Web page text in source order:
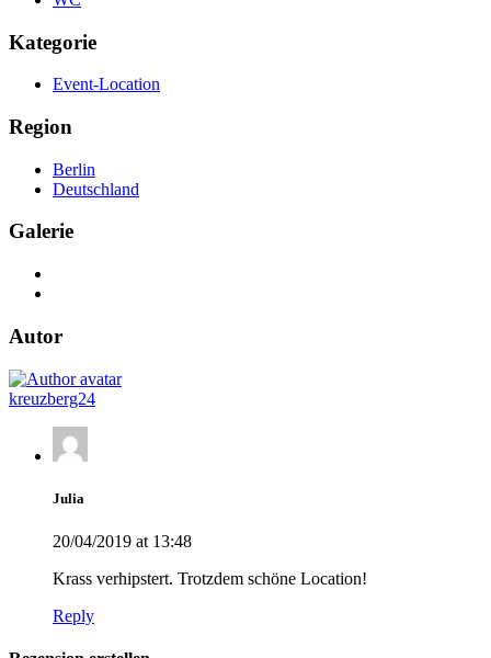
Kategorie
Event-Location
Region
Berlin
Deutschland
Galerie
Autor
kreuzberg24
Julia
20/04/2019 at 13:48
Krass verhipstert. Trotzdem schöne Location!
Reply